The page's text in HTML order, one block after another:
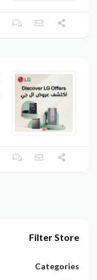
Filter Store
Categories